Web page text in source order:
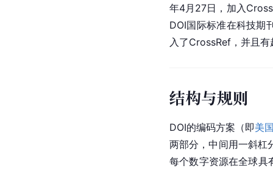
年4月27日，加入
DOI国际标准在科技期
入了CrossRef，并且
结构与规则
DOI的编码方案（即美
两部分，中间用一斜杠
每个数字资源在全球具